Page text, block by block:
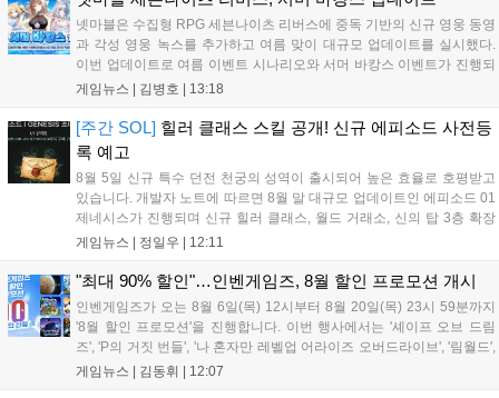
넷마블은 수집형 RPG 세븐나이츠 리버스에 중독 기반의 신규 영웅 동영
과 각성 영웅 녹스를 추가하고 여름 맞이 대규모 업데이트를 실시했다.
이번 업데이트로 여름 이벤트 시나리오와 서머 바캉스 이벤트가 진행되
며, 7일간 출석 시 수영복 세인 코스튬과 전설 장신구 상자 등 풍성한 보
이벤트도 열리며, 강화 횟수에 따른 보상과 상위 100명에게는 특별 랭킹
보상이 주어진다. 넷마블은 이번 이벤트를 통해 이용자들에게 다채로운
즐길 거리를 제공할 예정이다....
게임뉴스 | 김병호 13:18
[주간 SOL] 힐러 클래스 스킬 공개! 신규 에피소드 사전등
록 예고
8월 5일 신규 특수 던전 천궁의 성역이 출시되어 높은 효율로 호평받고
있습니다. 개발자 노트에 따르면 8월 말 대규모 업데이트인 에피소드 01
제네시스가 진행되며 신규 힐러 클래스, 월드 거래소, 신의 탑 3층 확장
등이 예고되었습니다. 또한 8일에는 신권 선출이 예정되어 있어 게임 내
다....
게임뉴스 | 정일우 12:11
"최대 90% 할인"…인벤게임즈, 8월 할인 프로모션 개시
인벤게임즈가 오는 8월 6일(목) 12시부터 8월 20일(목) 23시 59분까지
'8월 할인 프로모션'을 진행합니다. 이번 행사에서는 '셰이프 오브 드림
즈', 'P의 거짓 번들', '나 혼자만 레벨업 어라이즈 오버드라이브', '림월드',
'아랑전설 시티 오브 더 울브스', '팰월드' 등 인기 타이틀을 최대 90% 할
게임뉴스 | 김동휘 12:07